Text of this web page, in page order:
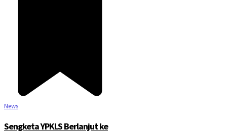
News
Sengketa YPKLS Berlanjut ke